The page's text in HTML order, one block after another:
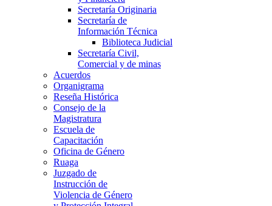
Secretaría Originaria
Secretaría de
Información Técnica
Biblioteca Judicial
Secretaría Civil,
Comercial y de minas
Acuerdos
Organigrama
Reseña Histórica
Consejo de la
Magistratura
Escuela de
Capacitación
Oficina de Género
Ruaga
Juzgado de
Instrucción de
Violencia de Género